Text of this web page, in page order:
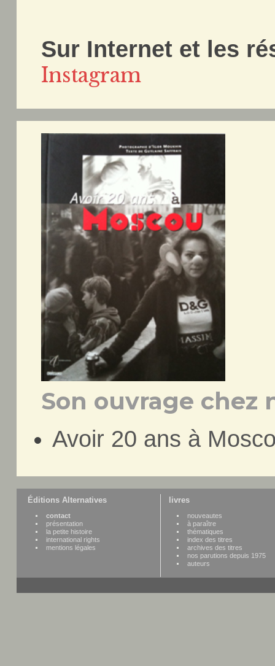
Sur Internet et les
Instagram
Son ouvrage chez
Avoir 20 ans à
Éditions Alternatives
contact
présentation
la petite histoire
international rights
mentions légales
livres
nouveautes
à paraître
thématiques
index des titres
archives des titres
nos parutions depuis 1975
auteurs